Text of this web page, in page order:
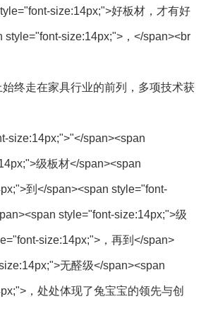
size:14px;">好板材，才有好
size:14px;">，</span><br
终走在家具行业的前列，多项技术获
size:14px;">"</span><span
级板材</span><span
到</span><span style="font-
style="font-size:14px;">级
size:14px;">，再到</span>
无醛级</span><span
，处处体现了兔宝宝的领先与创